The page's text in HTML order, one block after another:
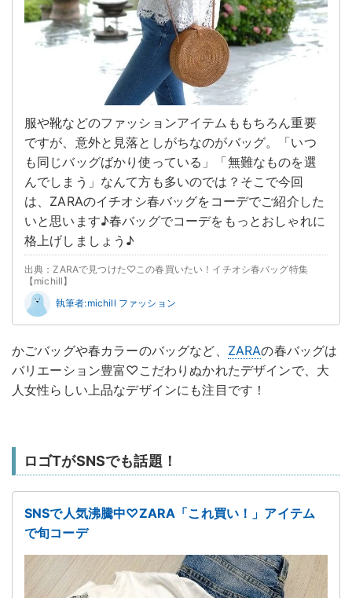
服や靴などのファッションアイテムももちろん重要
ですが、意外と見落としがちなのがバッグ。「いつ
も同じバッグばかり使っている」「無難なものを選
んでしまう」なんて方も多いのでは？そこで今回
は、ZARAのイチオシ春バッグをコーデでご紹介した
いと思います♪春バッグでコーデをもっとおしゃれに
格上げしましょう♪
出典：ZARAで見つけた♡この春買いたい！イチオシ春バッグ特集
【michill】
執筆者:michill ファッション
かごバッグや春カラーのバッグなど、 ZARAの春バッグは
バリエーション豊富♡こだわりぬかれたデザインで、大
人女性らしい上品なデザインにも注目です！
ロゴTがSNSでも話題！
SNSで人気沸騰中♡ZARA「これ買い！」アイテム
で旬コーデ